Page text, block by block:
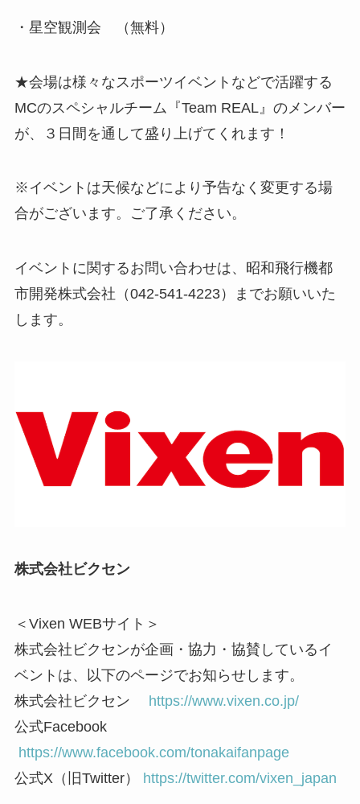
・星空観測会 （無料）
★会場は様々なスポーツイベントなどで活躍する
MCのスペシャルチーム『Team REAL』のメンバー
が、３日間を通して盛り上げてくれます！
※イベントは天候などにより予告なく変更する場
合がございます。ご了承ください。
イベントに関するお問い合わせは、昭和飛行機都
市開発株式会社（042-541-4223）までお願いいた
します。
株式会社ビクセン
＜Vixen WEBサイト＞
株式会社ビクセンが企画・協力・協賛しているイ
ベントは、以下のページでお知らせします。
株式会社ビクセン https://www.vixen.co.jp/
公式Facebook
https://www.facebook.com/tonakaifanpage
公式X（旧Twitter） https://twitter.com/vixen_japan